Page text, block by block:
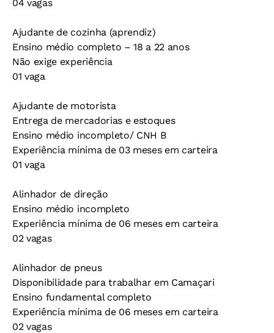
04 vagas
Ajudante de cozinha (aprendiz)
Ensino médio completo – 18 a 22 anos
Não exige experiência
01 vaga
Ajudante de motorista
Entrega de mercadorias e estoques
Ensino médio incompleto/ CNH B
Experiência mínima de 03 meses em carteira
01 vaga
Alinhador de direção
Ensino médio incompleto
Experiência mínima de 06 meses em carteira
02 vagas
Alinhador de pneus
Disponibilidade para trabalhar em Camaçari
Ensino fundamental completo
Experiência mínima de 06 meses em carteira
02 vagas